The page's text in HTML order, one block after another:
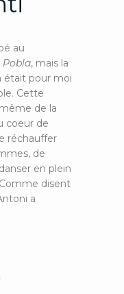
au
Pobla, mais la
était pour moi
Cette
de la
coeur de
réchauffer
de
en plein
disent
a